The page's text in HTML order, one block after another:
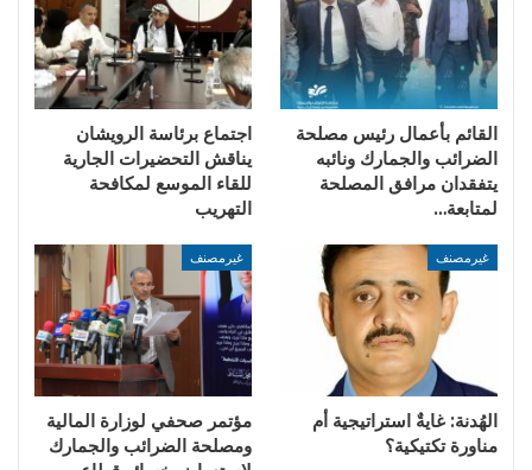
القائم بأعمال رئيس مصلحة
الضرائب والجمارك ونائبه
يتفقدان مرافق المصلحة
لمتابعة…
اجتماع برئاسة الرويشان
يناقش التحضيرات الجارية
للقاء الموسع لمكافحة
التهريب
غيرمصنف
الهُدنة: غايةٌ استراتيجية أم
مناورة تكتيكية؟
غيرمصنف
مؤتمر صحفي لوزارة المالية
ومصلحة الضرائب والجمارك